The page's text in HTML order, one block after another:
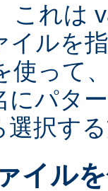
これは
イルを
使って
にパタ
選択す
イル